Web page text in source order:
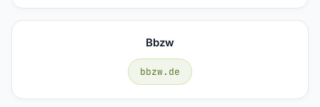
Bbzw
bbzw.de